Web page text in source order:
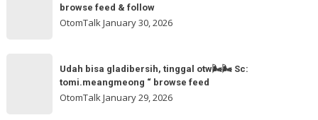
@otomtalk
akmschooldrive_cikarang
browse feed & follow
OtomTalkJanuary 30, 2026
gladibersih,
Udah bisa gladibersih, tinggal otw🌬🌬 Sc:
tomi.meangmeong “ browse feed
OtomTalkJanuary 29, 2026